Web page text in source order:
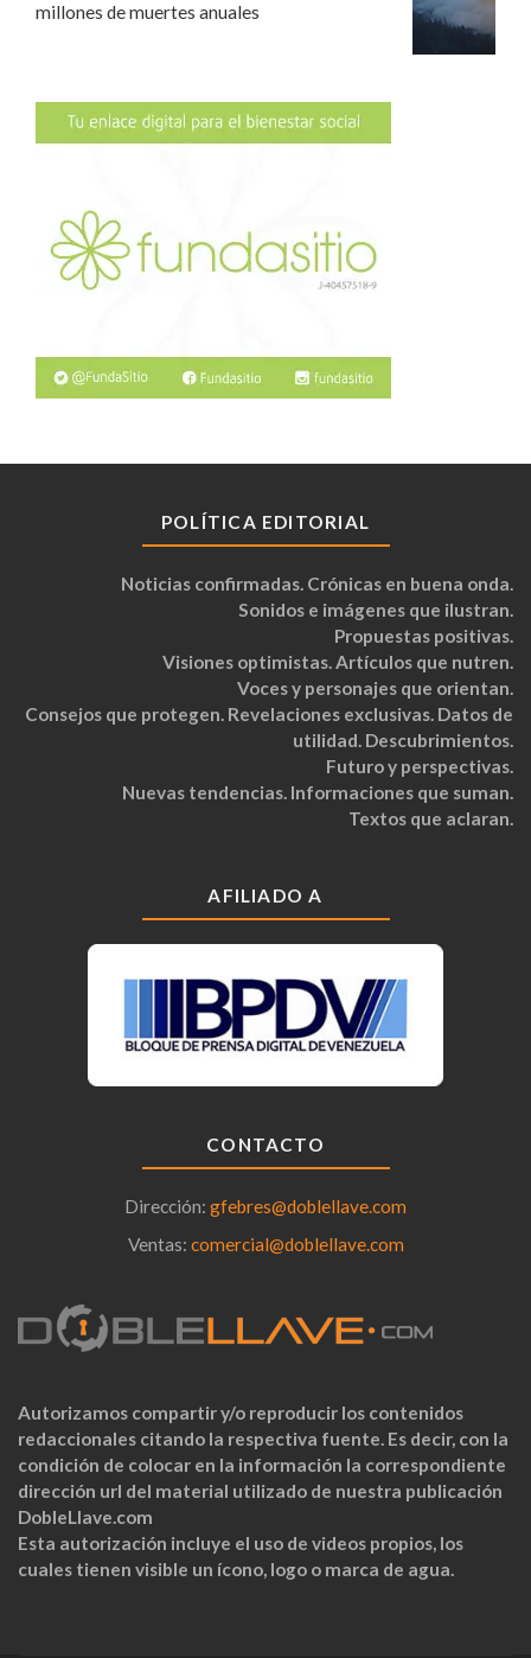
millones de muertes anuales
POLÍTICA EDITORIAL
Noticias confirmadas. Crónicas en buena onda.
Sonidos e imágenes que ilustran.
Propuestas positivas.
Visiones optimistas. Artículos que nutren.
Voces y personajes que orientan.
Consejos que protegen. Revelaciones exclusivas. Datos de
utilidad. Descubrimientos.
Futuro y perspectivas.
Nuevas tendencias. Informaciones que suman.
Textos que aclaran.
AFILIADO A
CONTACTO
Dirección: gfebres@doblellave.com
Ventas: comercial@doblellave.com
Autorizamos compartir y/o reproducir los contenidos
redaccionales citando la respectiva fuente. Es decir, con la
condición de colocar en la información la correspondiente
dirección url del material utilizado de nuestra publicación
DobleLlave.com
Esta autorización incluye el uso de videos propios, los
cuales tienen visible un ícono, logo o marca de agua.